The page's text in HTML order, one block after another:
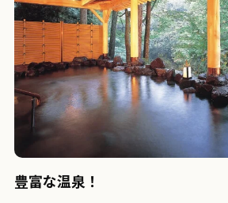
豊富な温泉！